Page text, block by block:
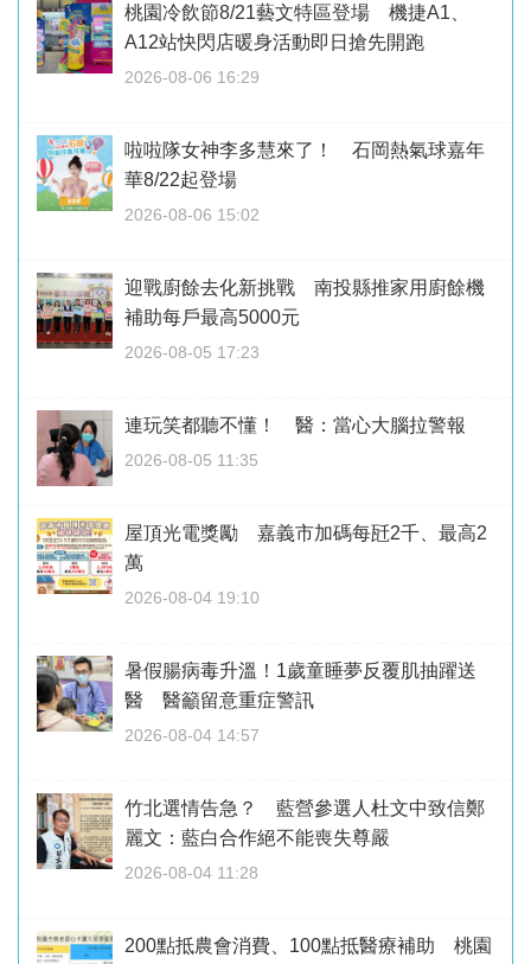
桃園冷飲節8/21藝文特區登場 機捷A1、
A12站快閃店暖身活動即日搶先開跑
2026-08-06 16:29
啦啦隊女神李多慧來了！ 石岡熱氣球嘉年
華8/22起登場
2026-08-06 15:02
迎戰廚餘去化新挑戰 南投縣推家用廚餘機
補助每戶最高5000元
2026-08-05 17:23
連玩笑都聽不懂！ 醫：當心大腦拉警報
2026-08-05 11:35
屋頂光電獎勵 嘉義市加碼每瓩2千、最高2
萬
2026-08-04 19:10
暑假腸病毒升溫！1歲童睡夢反覆肌抽躍送
醫 醫籲留意重症警訊
2026-08-04 14:57
竹北選情告急？ 藍營參選人杜文中致信鄭
麗文：藍白合作絕不能喪失尊嚴
2026-08-04 11:28
200點抵農會消費、100點抵醫療補助 桃園